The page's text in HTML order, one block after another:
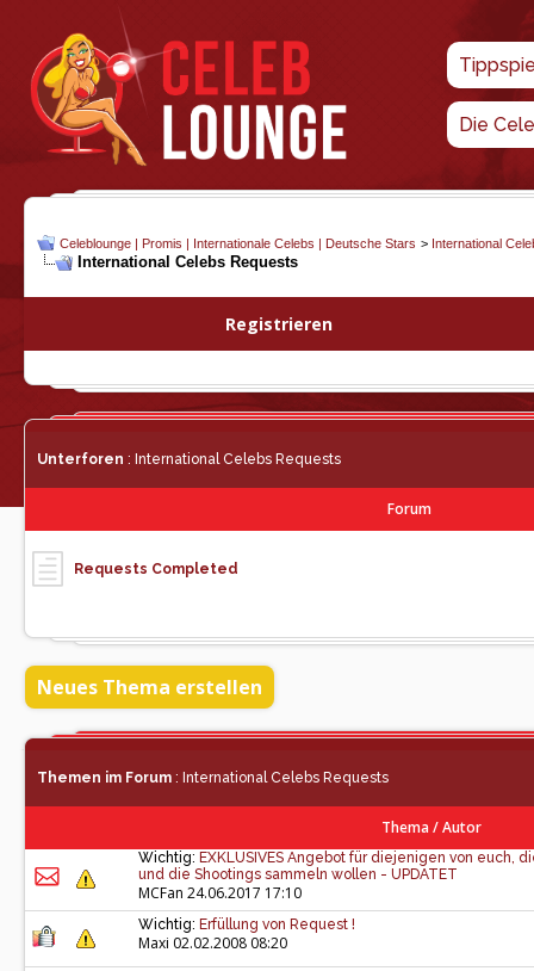
Die
Celeblounge | Promis | Internationale Celebs | Deutsche Stars > International
International Celebs Requests
Registrieren
Unterforen : International Celebs Requests
Forum
Requests Completed
Neues Thema erstellen
Themen im Forum : International Celebs Requests
Thema/Autor
Wichtig: EXKLUSIVES Angebot für diejenigen von euch,
und die Shootings sammeln wollen - UPDATET
MCFan 24.06.2017 17:10
Wichtig: Erfüllung von Request !
Maxi 02.02.2008 08:20